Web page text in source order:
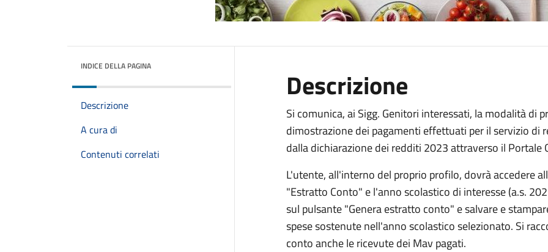
INDICE DELLA PAGINA
Descrizione
A cura di
Contenuti correlati
Descrizione
Si comunica, ai Sigg. Genitori interessati, la modalità di
dimostrazione dei pagamenti effettuati per il servizio di
dalla dichiarazione dei redditi 2023 attraverso il Portale
L'utente, all'interno del proprio profilo, dovrà accedere
"Estratto Conto" e l'anno scolastico di interesse (a.s.
sul pulsante "Genera estratto conto" e salvare e
spese sostenute nell'anno scolastico selezionato. Si
conto anche le ricevute dei Mav pagati.